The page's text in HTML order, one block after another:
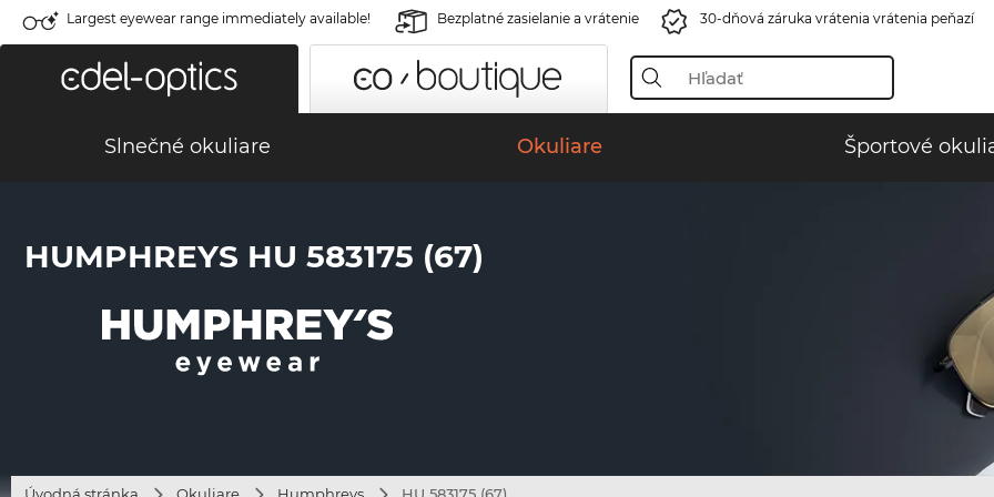
Largest eyewear range immediately available! Bezplatné zasielanie a vrátenie 30-dňová záruka vrátenia vrátenia peňazí
Slnečné okuliare Okuliare Športové
HUMPHREYS HU 583175 (67)